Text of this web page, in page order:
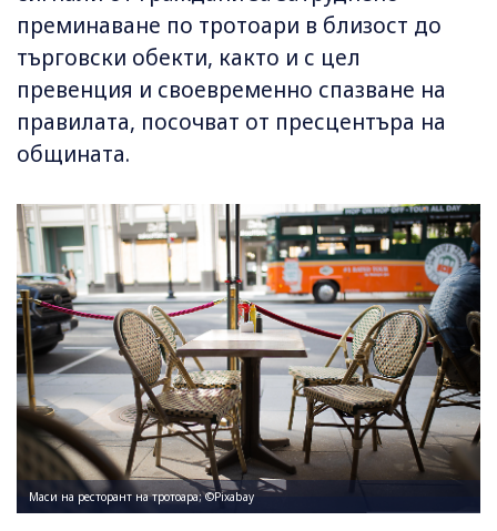
преминаване по тротоари в близост до
търговски обекти, както и с цел
превенция и своевременно спазване на
правилата, посочват от пресцентъра на
общината.
Маси на ресторант на тротоара; ©Pixabay